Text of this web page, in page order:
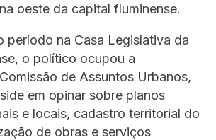
oeste da capital fluminense.
período na Casa Legislativa da
o político ocupou a
de Assuntos Urbanos,
em opinar sobre planos
e locais, cadastro territorial do
de obras e serviços